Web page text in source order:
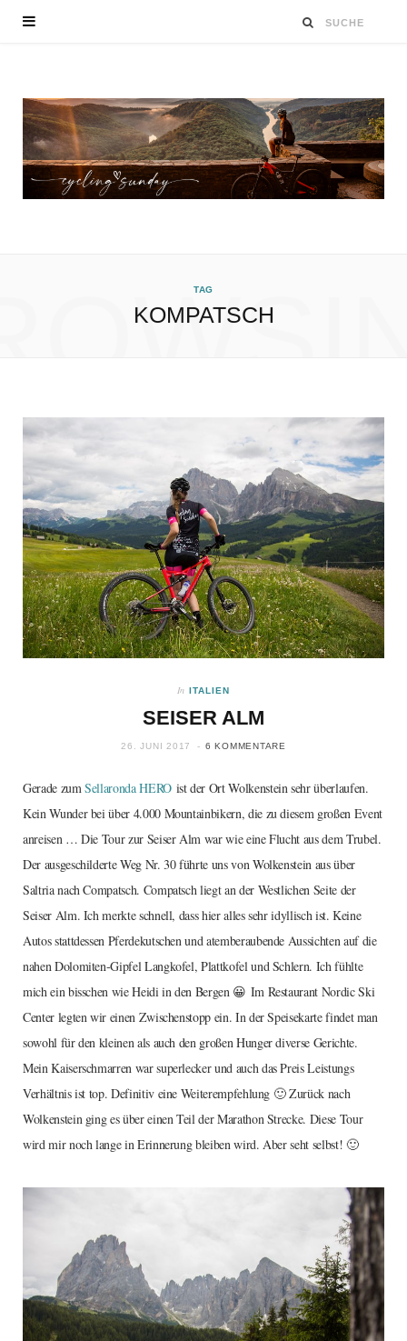
TAG
KOMPATSCH
In ITALIEN
SEISER ALM
26. JUNI 2017 6 KOMMENTARE
Gerade zumSellaronda HEROist der Ort Wolkenstein sehr überlaufen.
Kein Wunder bei über 4.000 Mountainbikern, die zu diesem großen Event
anreisen … Die Tour zur Seiser Alm war wie eine Flucht aus dem Trubel.
Der ausgeschilderte Weg Nr. 30 führte uns von Wolkenstein aus über
Saltria nach Compatsch. Compatsch liegt an der Westlichen Seite der
Seiser Alm. Ich merkte schnell, dass hier alles sehr idyllisch ist. Keine
Autos stattdessen Pferdekutschen und atemberaubende Aussichten auf die
nahen Dolomiten-Gipfel Langkofel, Plattkofel und Schlern. Ich fühlte
mich ein bisschen wie Heidi in den Bergen 😀 Im Restaurant Nordic Ski
Center legten wir einen Zwischenstopp ein. In der Speisekarte findet man
sowohl für den kleinen als auch den großen Hunger diverse Gerichte.
Mein Kaiserschmarren war superlecker und auch das Preis Leistungs
Verhältnis ist top. Definitiv eine Weiterempfehlung 🙂 Zurück nach
Wolkenstein ging es über einen Teil der Marathon Strecke. Diese Tour
wird mir noch lange in Erinnerung bleiben wird. Aber seht selbst! 🙂